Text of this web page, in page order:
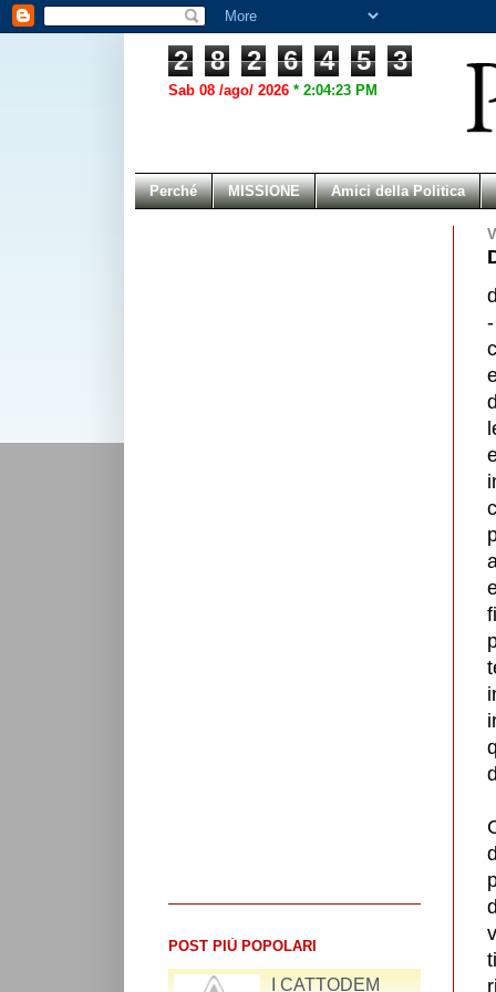
2 8 2 6 4 5 3
Sab 08 /ago/ 2026 * 2:04:23 PM
Perché MISSIONE Amici della Politica
POST PIÙ POPOLARI
RIFLESSIONI SUL